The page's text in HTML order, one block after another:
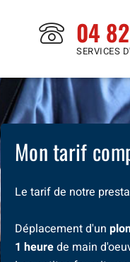
04
SERVICES
Mon tarif
Le tarif de notre
Déplacement d'un
1 heurede main